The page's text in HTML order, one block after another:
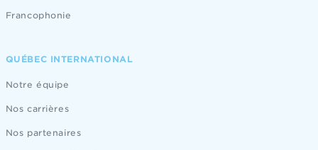
Francophonie
QUÉBEC INTERNATIONAL
Notre équipe
Nos carrières
Nos partenaires